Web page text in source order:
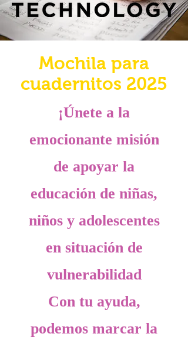
Mochila para
cuadernitos 2025
¡Únete a la
emocionante misión
de apoyar la
educación de niñas,
niños y adolescentes
en situación de
vulnerabilidad
Con tu ayuda,
podemos marcar la